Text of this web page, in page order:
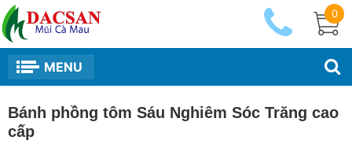
0
MENU
Bánh phồng tôm Sáu Nghiêm Sóc Trăng cao
cấp